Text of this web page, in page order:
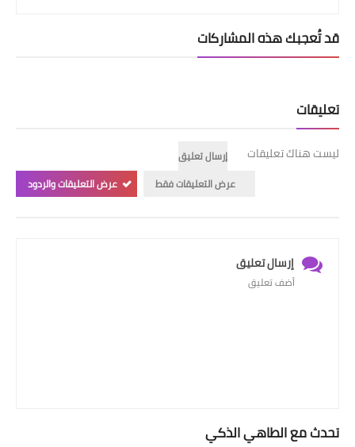
قد تُعجبك هذه المشاركات
تعليقات
ليست هناك تعليقات
إرسال تعليق
عرض التعليقات فقط
عرض التعليقات والردود
إرسال تعليق
أضف تعليق
تحدث مع الطاهي الذكي